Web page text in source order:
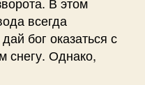
всегда
бог оказаться с
снегу. Однако,